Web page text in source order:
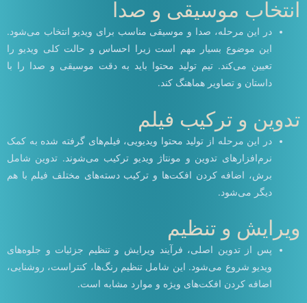
انتخاب موسیقی و صدا
در این مرحله، صدا و موسیقی مناسب برای ویدیو انتخاب می‌شود.
این موضوع بسیار مهم است زیرا احساس و حالت کلی ویدیو را
تعیین می‌کند. تیم تولید محتوا باید به دقت موسیقی و صدا را با
داستان و تصاویر هماهنگ کند.
تدوین و ترکیب فیلم
در این مرحله از تولید محتوا ویدیویی، فیلم‌های گرفته شده به کمک
نرم‌افزارهای تدوین و مونتاژ ویدیو ترکیب می‌شوند. تدوین شامل
برش، اضافه کردن افکت‌ها و ترکیب دسته‌های مختلف فیلم با هم
دیگر می‌شود.
ویرایش و تنظیم
پس از تدوین اصلی، فرآیند ویرایش و تنظیم جزئیات و جلوه‌های
ویدیو شروع می‌شود. این شامل تنظیم رنگ‌ها، کنتراست، روشنایی،
اضافه کردن افکت‌های ویژه و موارد مشابه است.